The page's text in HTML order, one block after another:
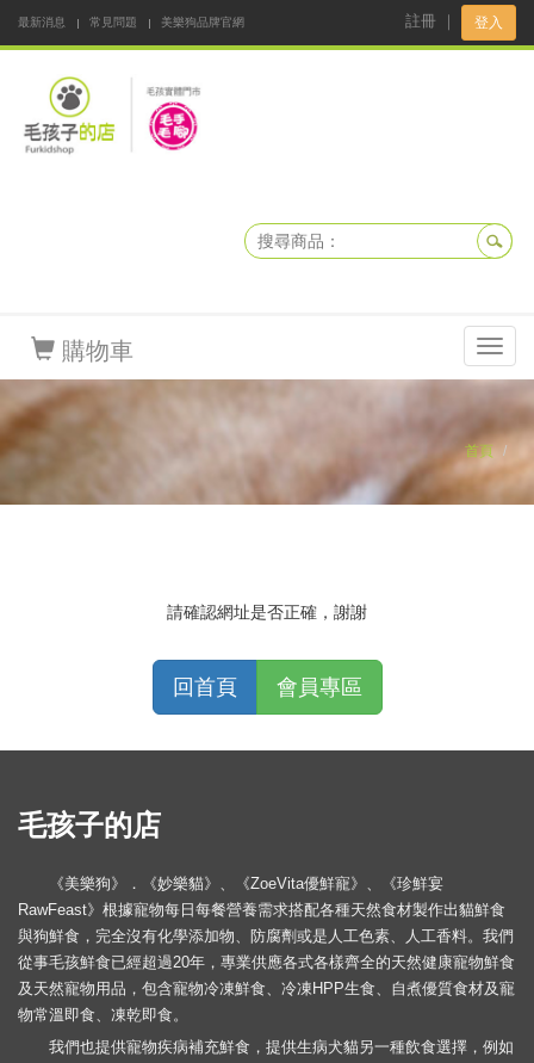
最新消息 常見問題
美樂狗品牌官網
註冊 登入
購物車
首頁
請確認網址是否正確，謝謝
回首頁 會員專區
毛孩子的店
《美樂狗》．《妙樂貓》、《ZoeVita優鮮寵》、《珍鮮宴
RawFeast》根據寵物每日每餐營養需求搭配各種天然食材製作出貓鮮食
與狗鮮食，完全沒有化學添加物、防腐劑或是人工色素、人工香料。我們
從事毛孩鮮食已經超過20年，專業供應各式各樣齊全的天然健康寵物鮮食
及天然寵物用品，包含寵物冷凍鮮食、冷凍HPP生食、自煮優質食材及寵
物常溫即食、凍乾即食。
我們也提供寵物疾病補充鮮食，提供生病犬貓另一種飲食選擇，例如